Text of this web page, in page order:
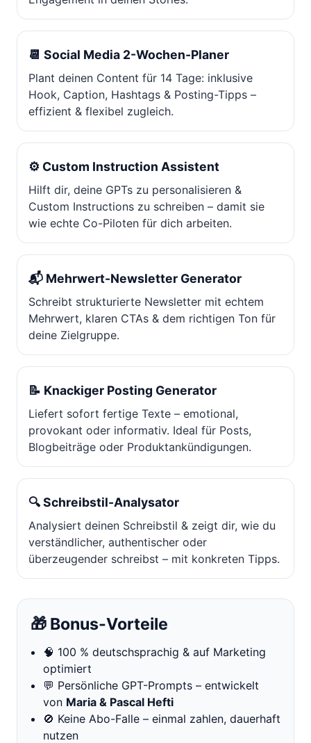
📆 Social Media 2-Wochen-Planer
Plant deinen Content für 14 Tage: inklusive
Hook, Caption, Hashtags & Posting-Tipps –
effizient & flexibel zugleich.
⚙️ Custom Instruction Assistent
Hilft dir, deine GPTs zu personalisieren &
Custom Instructions zu schreiben – damit sie
wie echte Co-Piloten für dich arbeiten.
📬 Mehrwert-Newsletter Generator
Schreibt strukturierte Newsletter mit echtem
Mehrwert, klaren CTAs & dem richtigen Ton für
deine Zielgruppe.
📝 Knackiger Posting Generator
Liefert sofort fertige Texte – emotional,
provokant oder informativ. Ideal für Posts,
Blogbeiträge oder Produktankündigungen.
🔍 Schreibstil-Analysator
Analysiert deinen Schreibstil & zeigt dir, wie du
verständlicher, authentischer oder
überzeugender schreibst – mit konkreten Tipps.
🎁 Bonus-Vorteile
🧠 100 % deutschsprachig & auf Marketing
optimiert
💬 Persönliche GPT-Prompts – entwickelt
von Maria & Pascal Hefti
🚫 Keine Abo-Falle – einmal zahlen, dauerhaft
nutzen